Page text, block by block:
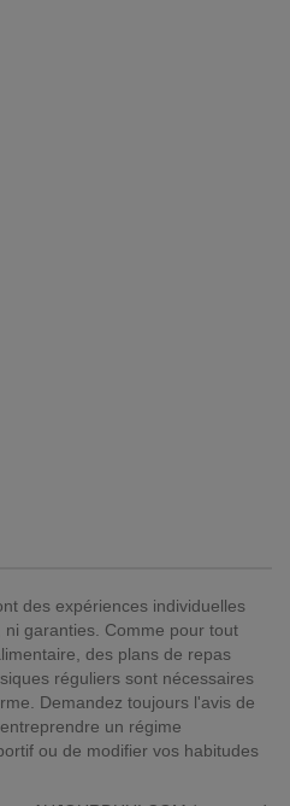
des expériences individuelles
garanties. Comme pour tout
des plans de repas
réguliers sont nécessaires
Demandez toujours l'avis de
un régime
ou de modifier vos habitudes